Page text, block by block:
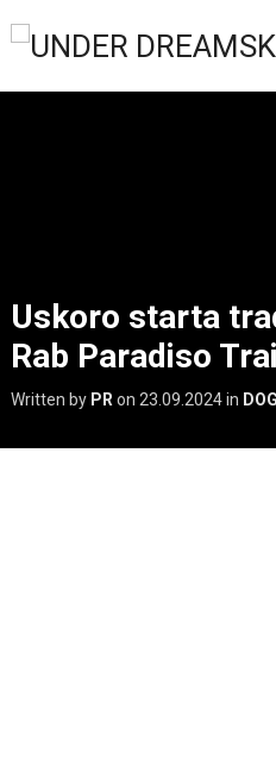
Uskoro starta
Rab Paradiso
Written by PR on 23.09.2024in